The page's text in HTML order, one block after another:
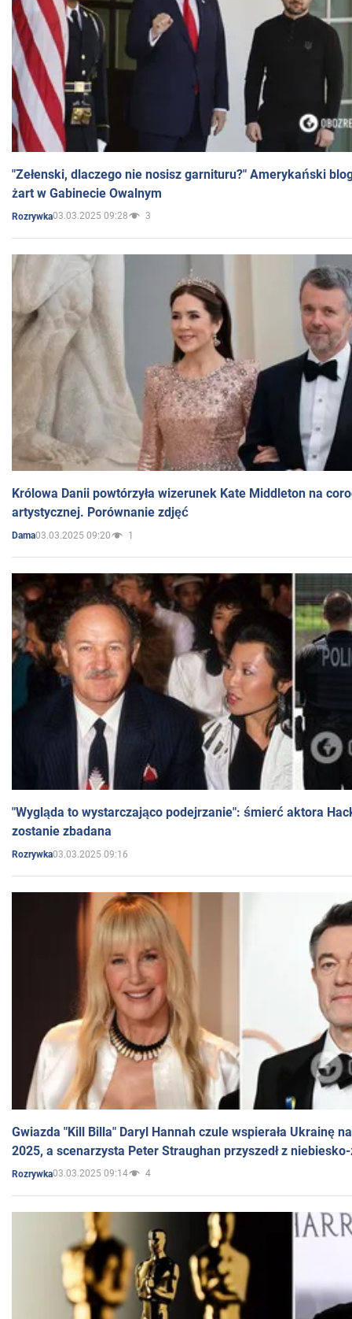
"Zełenski, dlaczego nie nosisz garnituru?" Amerykański
żart w Gabinecie Owalnym
Rozrywka03.03.2025 09:28 3
Królowa Danii powtórzyła wizerunek Kate Middleton na
artystycznej. Porównanie zdjęć
Dama03.03.2025 09:20 1
"Wygląda to wystarczająco podejrzanie": śmierć aktora
zostanie zbadana
Rozrywka03.03.2025 09:16
Gwiazda "Kill Billa" Daryl Hannah czule wspierała Ukrainę
2025, a scenarzysta Peter Straughan przyszedł z
Rozrywka03.03.2025 09:14 4